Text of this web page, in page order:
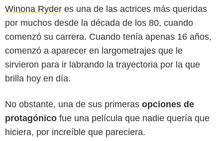
Winona Ryder es una de las actrices más queridas
por muchos desde la década de los 80, cuando
comenzó su carrera. Cuando tenía apenas 16 años,
comenzó a aparecer en largometrajes que le
sirvieron para ir labrando la trayectoria por la que
brilla hoy en día.
No obstante, una de sus primeras opciones de
protagónico fue una película que nadie quería que
hiciera, por increíble que pareciera.
Warner Bros. Pictures